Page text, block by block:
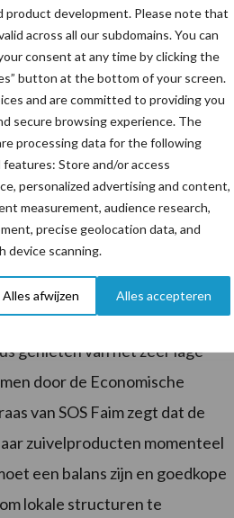
product development. Please note that
across all our subdomains. You can
consent at any time by clicking the
button at the bottom of your screen.
and are committed to providing you
secure browsing experience. The
processing data for the following
Store and/or access
personalized advertising and content,
measurement, audience research,
precise geolocation data, and
device scanning.
Alles afwijzen Alles accepteren
financieren, waardoor de
aan EU-
goedkope export mogelijk;
melkproducten worden
het natuurlijke product –
douanefacilitering
genieten van het zeer lage
door de Economische
van SOS Faim zegt dat de
zuivelproducten momenteel
een balans zijn en goedkope
lokale structuren te